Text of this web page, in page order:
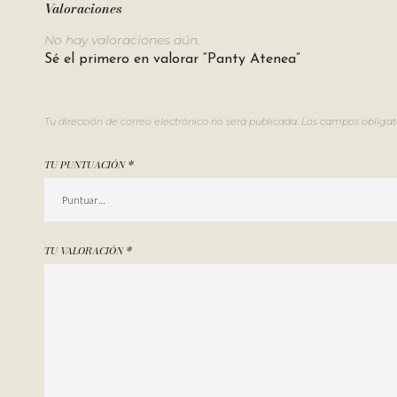
Valoraciones
No hay valoraciones aún.
Sé el primero en valorar “Panty Atenea”
Tu dirección de correo electrónico no será publicada. Los campos
TU PUNTUACIÓN*
TU VALORACIÓN*